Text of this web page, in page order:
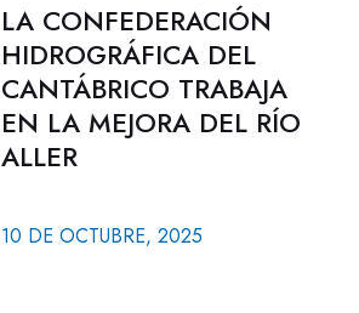
LA CONFEDERACIÓN
HIDROGRÁFICA DEL
CANTÁBRICO TRABAJA
EN LA MEJORA DEL RÍO
ALLER
10 DE OCTUBRE, 2025